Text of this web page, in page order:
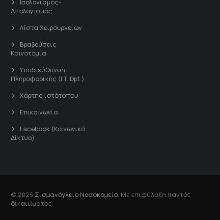
Απολογισμός
Λίστα Χειρουργείων
Βραβεύσεις
Καινοτομία
Υποδιεύθυνση
Πληροφορικής (I.T. Dpt.)
Χάρτης ιστότοπου
Επικοινωνία
Facebook (Κοινωνικό
Δίκτυο)
© 2026 Σισμανόγλειο Νοσοκομείο . Με επιφύλαξη παντός
δικαιώματος.